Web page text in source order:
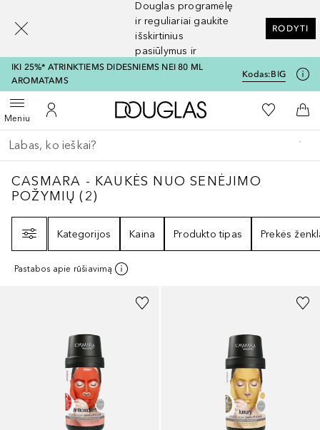
Douglas programėlę
ir reguliariai gaukite
išskirtinius
pasiūlymus ir
nuolaidas
RODYTI
IKI 25%* ATRINKTIEMS DIDESNIEMS NEI 80 ML
AROMATAMS
Kodas:BIG
MeniuAtidaryti meniuĮ mano paskyrą
Į Douglas pagrindinį
Į mano
Į
Grįžk atgal
Vykdykite paiešką
CASMARA - KAUKĖS NUO SENĖJIMO
CASMARA - KAUKĖS NUO SENĖJIMO
POŽYMIŲ (2)
Kategorijos
Kaina Produkto tipas Prekės
Pastabos apie rūšiavimą
[navigation.slideout.screenreader]